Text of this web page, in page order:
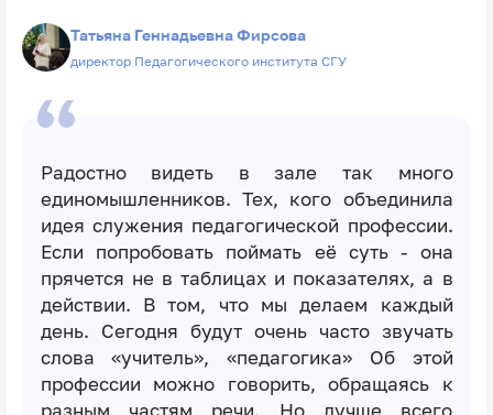
Татьяна Геннадьевна Фирсова
директор Педагогического института СГУ
Радостно видеть в зале так много
единомышленников. Тех, кого объединила
идея служения педагогической профессии.
Если попробовать поймать её суть - она
прячется не в таблицах и показателях, а в
действии. В том, что мы делаем каждый
день. Сегодня будут очень часто звучать
слова «учитель», «педагогика» Об этой
профессии можно говорить, обращаясь к